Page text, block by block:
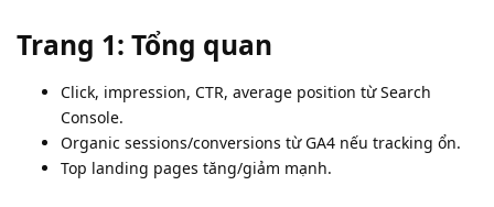
Trang 1: Tổng quan
Click, impression, CTR, average position từ Search
Console.
Organic sessions/conversions từ GA4 nếu tracking ổn.
Top landing pages tăng/giảm mạnh.